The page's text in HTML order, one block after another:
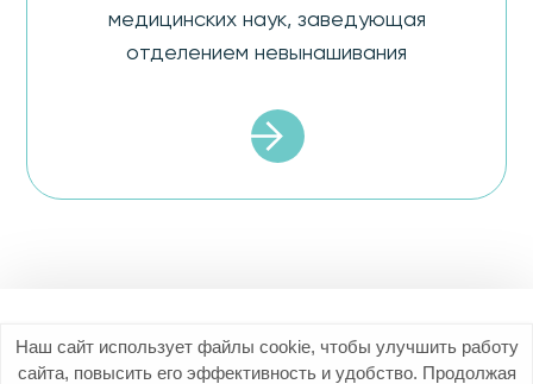
медицинских наук, заведующая
отделением невынашивания
+7 (499) 113-25-55
Наш сайт использует файлы cookie, чтобы улучшить работу
сайта, повысить его эффективность и удобство. Продолжая